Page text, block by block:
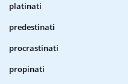
platinati
predestinati
procrastinati
propinati